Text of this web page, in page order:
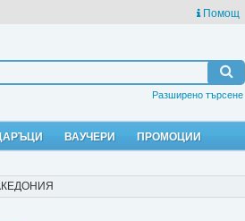
Помощ
Разширено търсене
ВАУЧЕРИ ПРОМОЦИИ